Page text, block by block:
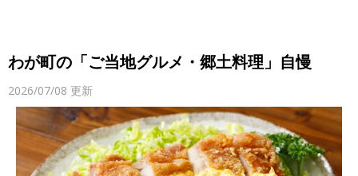
わが町の「ご当地グルメ・郷土料理」自慢
2026/07/08 更新